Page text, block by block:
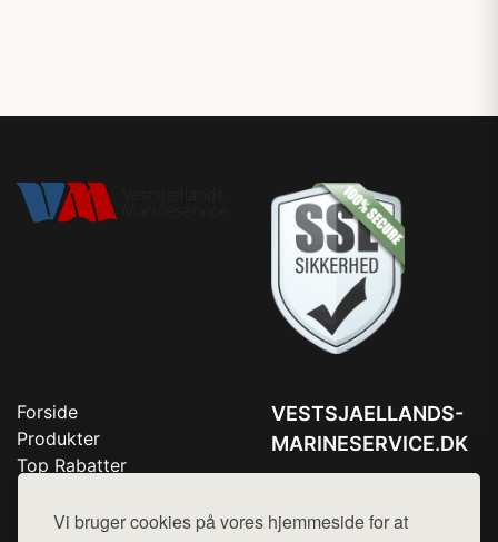
Vi bruger cookies på vores hjemmeside for at
Forside
Produkter
Top Rabatter
Kontakt
VESTSJAELLANDS-
MARINESERVICE.DK
Mail:hej@want.dk